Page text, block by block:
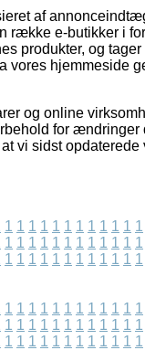
af
række e-butikker i
produkter, og
vores hjemmeside
og online
for
vi sidst opdaterede
1 1 1 1 1 1 1 1 1 1 1 1
1 1 1 1 1 1 1 1 1 1 1 1
1 1 1 1 1 1 1 1 1 1 1 1
1 1 1 1 1 1 1 1 1 1 1 1
1 1 1 1 1 1 1 1 1 1 1 1
1 1 1 1 1 1 1 1 1 1 1 1